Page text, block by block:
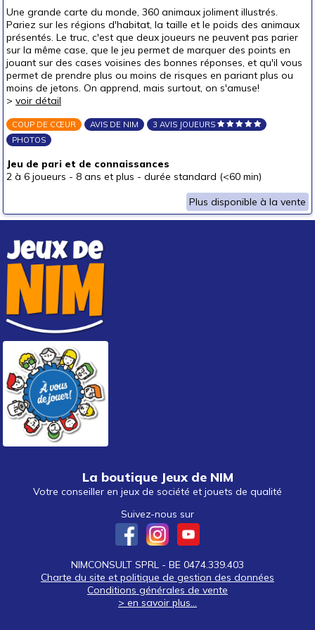
Puzzles & casse-têtes
Pour offrir à
un bébé (0-3 ans)
un p'tit bout (3-6 ans)
un junior (6-8 ans)
un jeune ado (8-12 ans)
un ado (12-16 ans)
un adulte (16 ans et +)
Prix
autour de 10 €
autour de 15 €
autour de 20 €
autour de 25 €
autour de 30 €
autour de 40 €
autour de 50 €
50 € et au-delà
Une grande carte du monde, 360 animaux joliment illustrés.
Pariez sur les régions d'habitat, la taille et le poids des animaux
présentés. Le truc, c'est que deux joueurs ne peuvent pas parier
sur la même case, que le jeu permet de marquer des points en
jouant sur des cases voisines des bonnes réponses, et qu'il vous
permet de prendre plus ou moins de risques en pariant plus ou
moins de jetons. On apprend, mais surtout, on s'amuse!
> voir détail
COUP DE CŒUR AVIS DE NIM
3 AVIS JOUEURS
PHOTOS
Jeu de pari et de connaissances
2 à 6 joueurs - 8 ans et plus - durée standard (<60 min)
Plus disponible à la vente
La boutique Jeux de NIM
Votre conseiller en jeux de société et jouets de qualité
Suivez-nous sur
NIMCONSULT SPRL - BE 0474.339.403
Charte du site et politique de gestion des données
Conditions générales de vente
> en savoir plus...